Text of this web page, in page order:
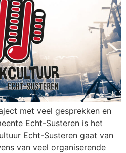
met veel gesprekken en
Echt-Susteren is het
Echt-Susteren gaat van
van veel organiserende